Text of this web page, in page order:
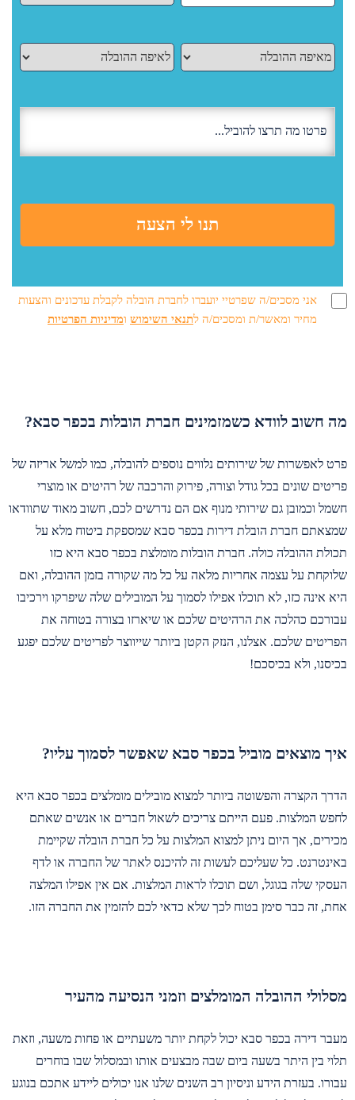
אני מסכים/ה שפרטיי יועברו לחברת הובלה לקבלת עדכונים והצעות
מחיר ומאשר/ת ומסכים/ה לתנאי השימוש ומדיניות הפרטיות
מה חשוב לוודא כשמזמינים חברת הובלות בכפר סבא?
פרט לאפשרות של שירותים נלווים נוספים להובלה, כמו למשל אריזה של
פריטים שונים בכל גודל וצורה, פירוק והרכבה של רהיטים או מוצרי
חשמל וכמובן גם שירותי מנוף אם הם נדרשים לכם, חשוב מאוד שתוודאו
שמצאתם חברת הובלת דירות בכפר סבא שמספקת ביטוח מלא על
תכולת ההובלה כולה. חברת הובלות מומלצת בכפר סבא היא כזו
שלוקחת על עצמה אחריות מלאה על כל מה שקורה בזמן ההובלה, ואם
היא אינה כזו, לא תוכלו אפילו לסמוך על המובילים שלה שיפרקו וירכיבו
עבורכם כהלכה את הרהיטים שלכם או שיארזו בצורה בטוחה את
הפריטים שלכם. אצלנו, הנזק הקטן ביותר שייווצר לפריטים שלכם יפגע
בכיסנו, ולא בכיסכם!
איך מוצאים מוביל בכפר סבא שאפשר לסמוך עליו?
הדרך הקצרה והפשוטה ביותר למצוא מובילים מומלצים בכפר סבא היא
לחפש המלצות. פעם הייתם צריכים לשאול חברים או אנשים שאתם
מכירים, אך היום ניתן למצוא המלצות על כל חברת הובלה שקיימת
באינטרנט. כל שעליכם לעשות זה להיכנס לאתר של החברה או לדף
העסקי שלה בגוגל, ושם תוכלו לראות המלצות. אם אין אפילו המלצה
אחת, זה כבר סימן בטוח לכך שלא כדאי לכם להזמין את החברה הזו.
מסלולי ההובלה המומלצים וזמני הנסיעה מהעיר
מעבר דירה בכפר סבא יכול לקחת יותר משעתיים או פחות משעה, וזאת
תלוי בין היתר בשעה ביום שבה מבצעים אותו ובמסלול שבו בוחרים
עבורו. בעזרת הידע וניסיון רב השנים שלנו אנו יכולים ליידע אתכם בנוגע